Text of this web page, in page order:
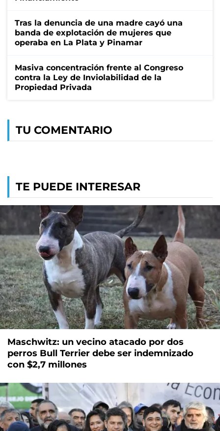
Tras la denuncia de una madre cayó una
banda de explotación de mujeres que
operaba en La Plata y Pinamar
Masiva concentración frente al Congreso
contra la Ley de Inviolabilidad de la
Propiedad Privada
TU COMENTARIO
TE PUEDE INTERESAR
Maschwitz: un vecino atacado por dos
perros Bull Terrier debe ser indemnizado
con $2,7 millones